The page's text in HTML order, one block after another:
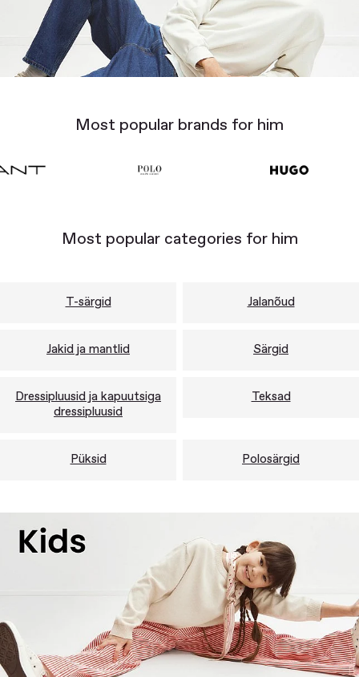
Most popular brands for him
Most popular categories for him
T-särgid Jalanõud
Jakid ja mantlid Särgid
Dressipluusid ja kapuutsiga
dressipluusid
Teksad
Püksid Polosärgid